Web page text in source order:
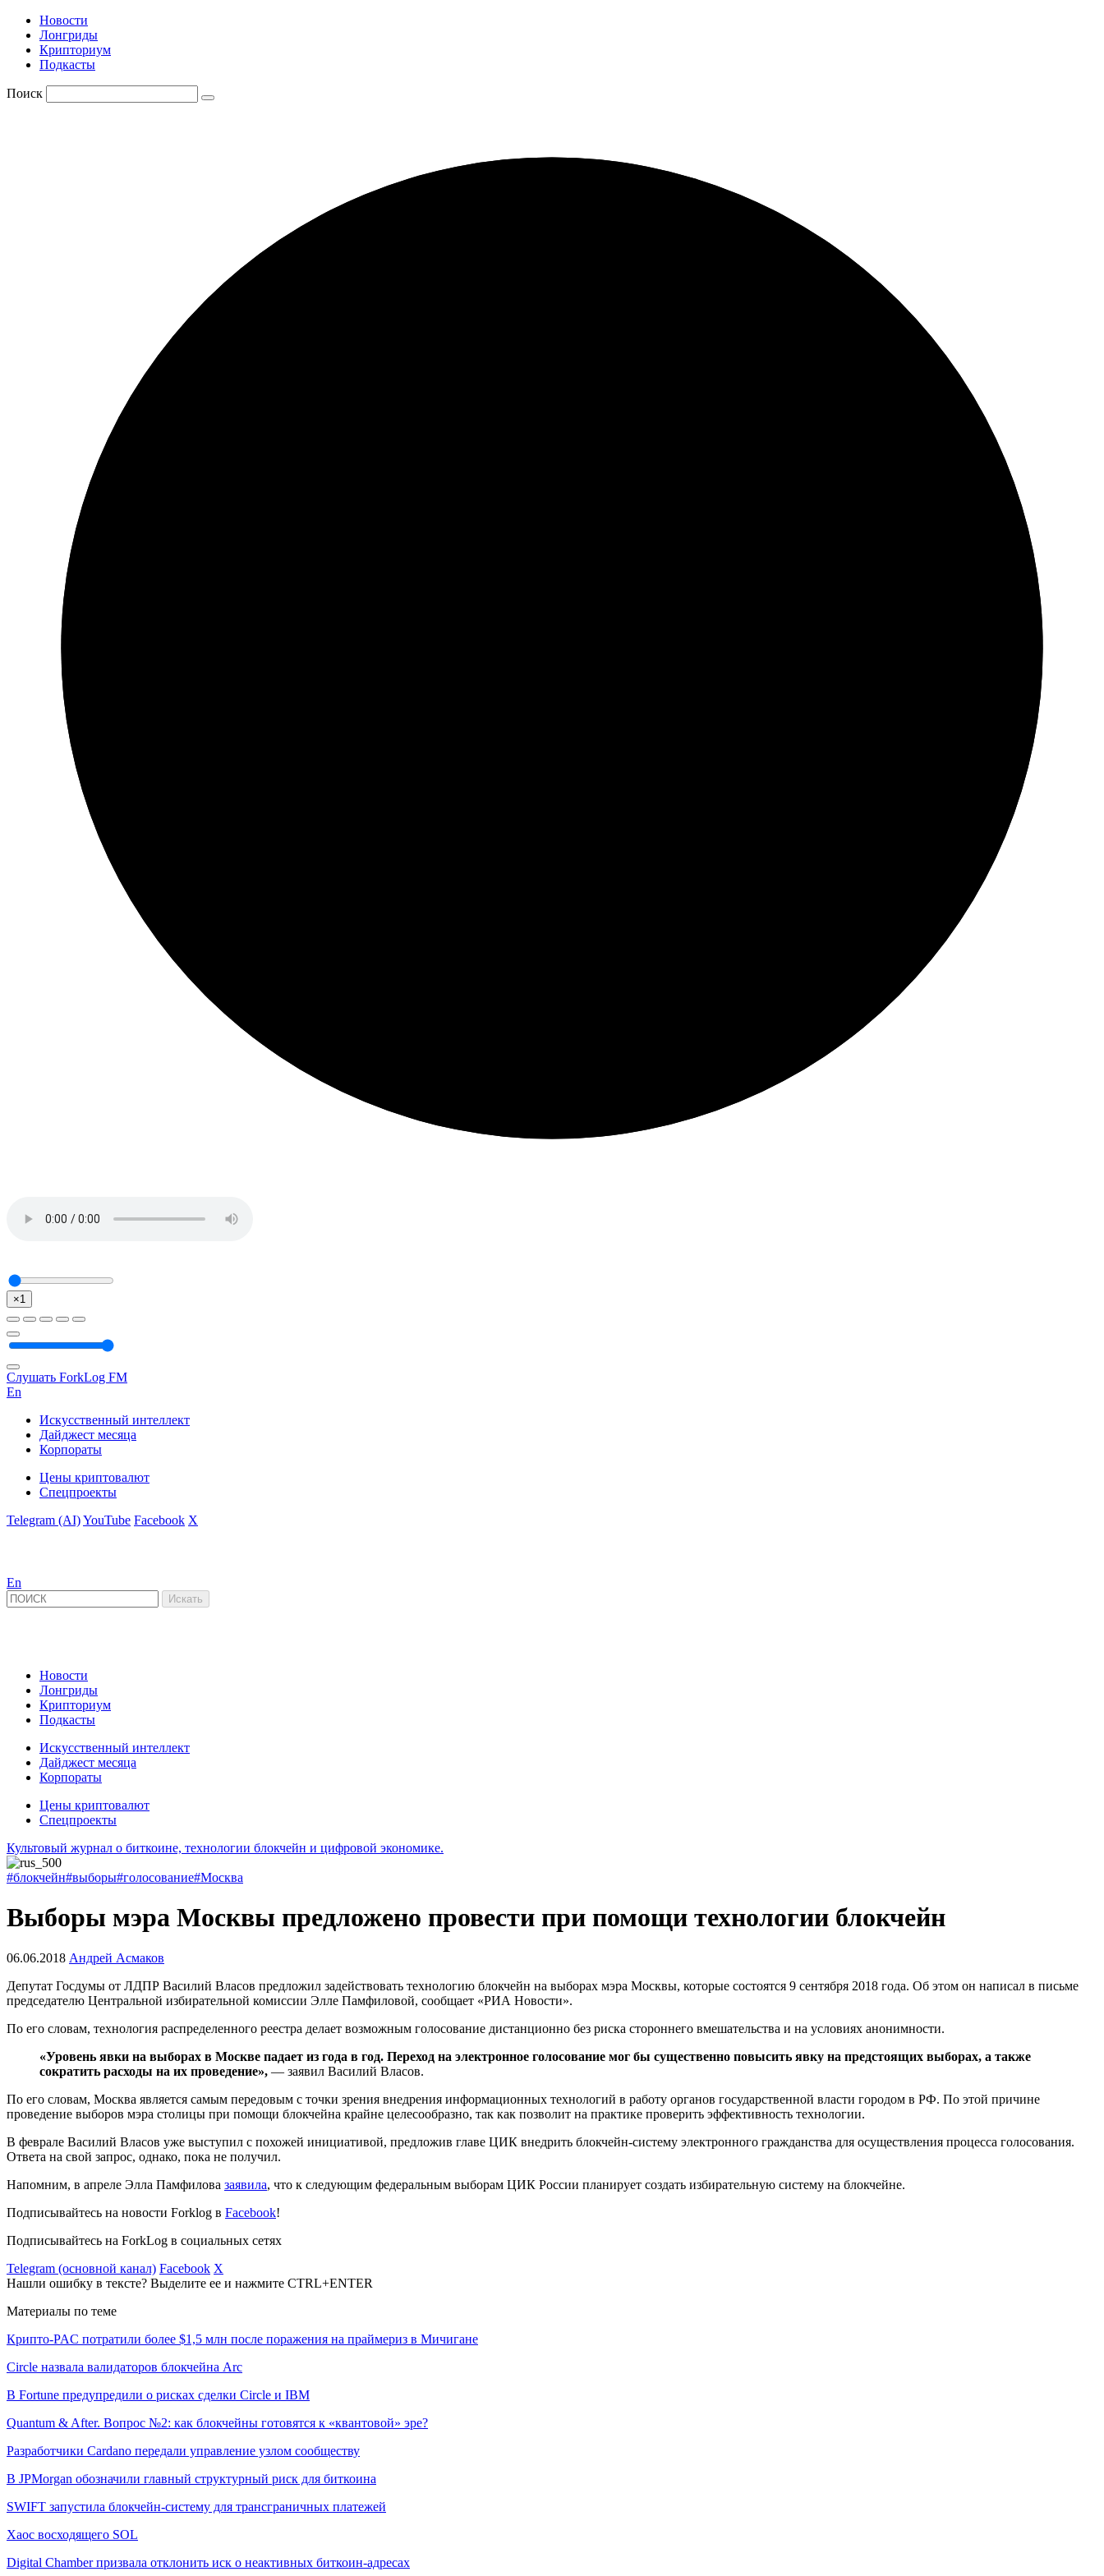
Новости
Лонгриды
Крипториум
Подкасты
Поиск
×1
Слушать ForkLog FM
En
Искусственный интеллект
Дайджест месяца
Корпораты
Цены криптовалют
Спецпроекты
Telegram (AI)YouTube Facebook X
En
Новости
Лонгриды
Крипториум
Подкасты
Искусственный интеллект
Дайджест месяца
Корпораты
Цены криптовалют
Спецпроекты
Культовый журнал о биткоине, технологии блокчейн и цифровой экономике.
#блокчейн#выборы#голосование#Москва
Выборы мэра Москвы предложено провести при помощи технологии блокчейн
06.06.2018 Андрей Асмаков
Депутат Госдумы от ЛДПР Василий Власов предложил задействовать технологию блокчейн на выборах мэра Москвы, которые состоятся 9 сентября 2018 года. Об этом он написал в письме
председателю Центральной избирательной комиссии Элле Памфиловой, сообщает «РИА Новости».
По его словам, технология распределенного реестра делает возможным голосование дистанционно без риска стороннего вмешательства и на условиях анонимности.
«Уровень явки на выборах в Москве падает из года в год. Переход на электронное голосование мог бы существенно повысить явку на предстоящих выборах, а также
сократить расходы на их проведение», — заявил Василий Власов.
По его словам, Москва является самым передовым с точки зрения внедрения информационных технологий в работу органов государственной власти городом в РФ. По этой причине
проведение выборов мэра столицы при помощи блокчейна крайне целесообразно, так как позволит на практике проверить эффективность технологии.
В феврале Василий Власов уже выступил с похожей инициативой, предложив главе ЦИК внедрить блокчейн-систему электронного гражданства для осуществления процесса голосования.
Ответа на свой запрос, однако, пока не получил.
Напомним, в апреле Элла Памфилова заявила, что к следующим федеральным выборам ЦИК России планирует создать избирательную систему на блокчейне.
Подписывайтесь на новости Forklog в Facebook!
Подписывайтесь на ForkLog в социальных сетях
Telegram (основной канал) Facebook X
Нашли ошибку в тексте? Выделите ее и нажмите CTRL+ENTER
Материалы по теме
Крипто-PAC потратили более $1,5 млн после поражения на праймериз в Мичигане
Circle назвала валидаторов блокчейна Arc
В Fortune предупредили о рисках сделки Circle и IBM
Quantum & After. Вопрос №2: как блокчейны готовятся к «квантовой» эре?
Разработчики Cardano передали управление узлом сообществу
В JPMorgan обозначили главный структурный риск для биткоина
SWIFT запустила блокчейн-систему для трансграничных платежей
Хаос восходящего SOL
Digital Chamber призвала отклонить иск о неактивных биткоин-адресах